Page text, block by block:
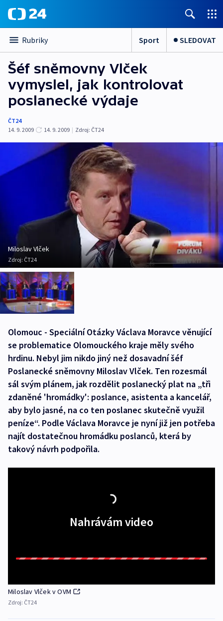
Rubriky Sport SLEDOVAT
Šéf sněmovny Vlček
vymyslel, jak kontrolovat
poslanecké výdaje
ČT24
14. 9. 2009
14. 9. 2009 | Zdroj: ČT24
Miloslav Vlček
Zdroj: ČT24
Olomouc - Speciální Otázky Václava Moravce věnující
se problematice Olomouckého kraje měly svého
hrdinu. Nebyl jim nikdo jiný než dosavadní šéf
Poslanecké sněmovny Miloslav Vlček. Ten rozesmál
sál svým plánem, jak rozdělit poslanecký plat na „tři
zdaněné 'hromádky': poslance, asistenta a kancelář,
aby bylo jasné, na co ten poslanec skutečně využil
peníze“. Podle Václava Moravce je nyní již jen potřeba
najít dostatečnou hromádku poslanců, která by
takový návrh podpořila.
Nahrávám video
Miloslav Vlček v OVM
Zdroj: ČT24